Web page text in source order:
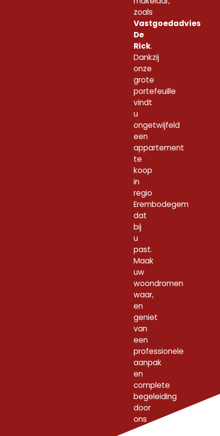
zoals
Vastgoedadvies
De
Rick.
Dankzij
onze
grote
portefeuille
vindt
u
ongetwijfeld
een
appartement
te
koop
in
regio
Erembodegem
dat
bij
u
past.
Maak
uw
woondromen
waar,
en
geniet
van
een
professionele
aanpak
en
complete
begeleiding
door
ons
ervaren